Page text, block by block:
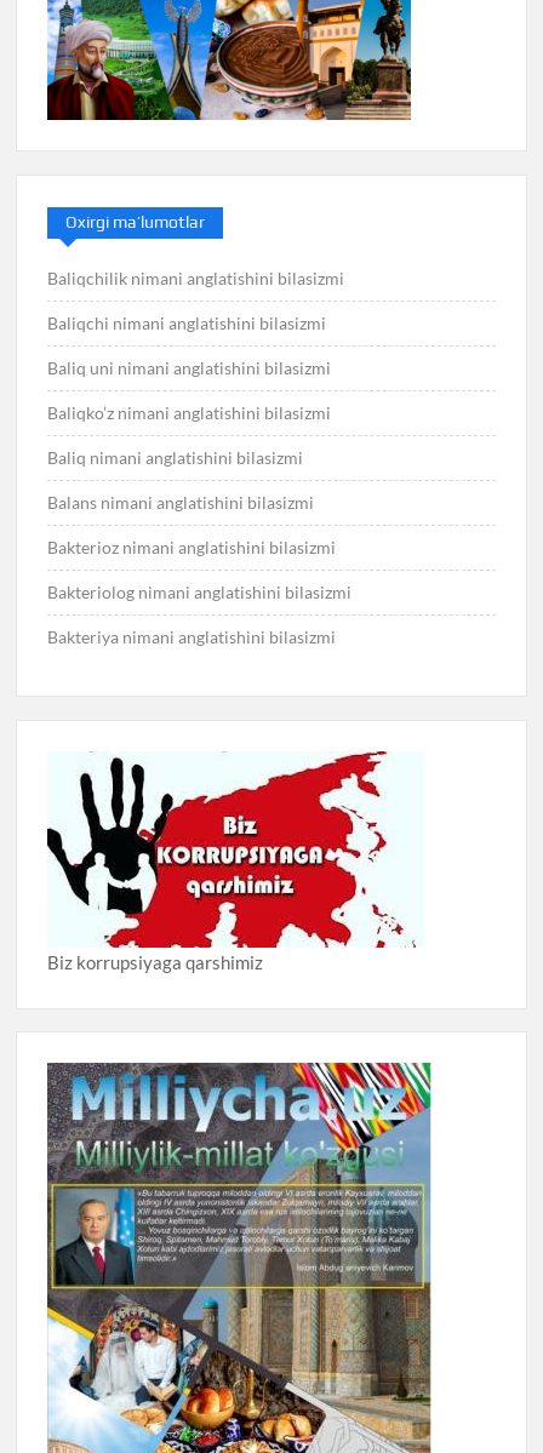
Oxirgi ma’lumotlar
Baliqchilik nimani anglatishini bilasizmi
Baliqchi nimani anglatishini bilasizmi
Baliq uni nimani anglatishini bilasizmi
Baliqko’z nimani anglatishini bilasizmi
Baliq nimani anglatishini bilasizmi
Balans nimani anglatishini bilasizmi
Bakterioz nimani anglatishini bilasizmi
Bakteriolog nimani anglatishini bilasizmi
Bakteriya nimani anglatishini bilasizmi
Biz korrupsiyaga qarshimiz